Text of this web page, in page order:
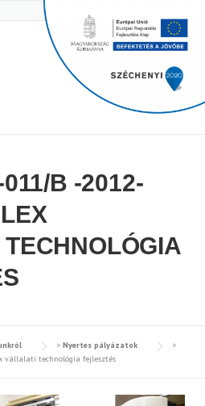
B -2012-
> Nyertes pályázatok
>
vállalati technológia fejlesztés